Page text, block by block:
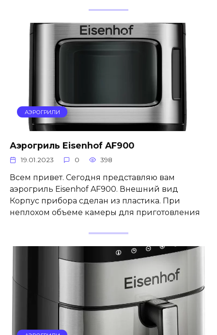
АЭРОГРИЛИ
Аэрогриль Eisenhof AF900
19.01.2023 0 398
Всем привет. Сегодня представляю вам
аэрогриль Eisenhof AF900. Внешний вид
Корпус прибора сделан из пластика. При
неплохом объеме камеры для приготовления